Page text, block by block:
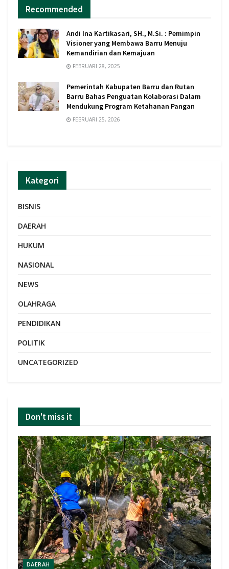
Recommended
Andi Ina Kartikasari, SH., M.Si. : Pemimpin
Visioner yang Membawa Barru Menuju
Kemandirian dan Kemajuan
FEBRUARI 28, 2025
Pemerintah Kabupaten Barru dan Rutan
Barru Bahas Penguatan Kolaborasi Dalam
Mendukung Program Ketahanan Pangan
FEBRUARI 25, 2026
Kategori
BISNIS
DAERAH
HUKUM
NASIONAL
NEWS
OLAHRAGA
PENDIDIKAN
POLITIK
UNCATEGORIZED
Don't miss it
DAERAH